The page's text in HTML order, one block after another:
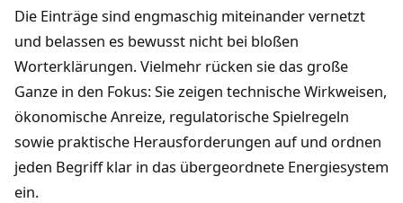
Die Einträge sind engmaschig miteinander vernetzt
und belassen es bewusst nicht bei bloßen
Worterklärungen. Vielmehr rücken sie das große
Ganze in den Fokus: Sie zeigen technische Wirkweisen,
ökonomische Anreize, regulatorische Spielregeln
sowie praktische Herausforderungen auf und ordnen
jeden Begriff klar in das übergeordnete Energiesystem
ein.